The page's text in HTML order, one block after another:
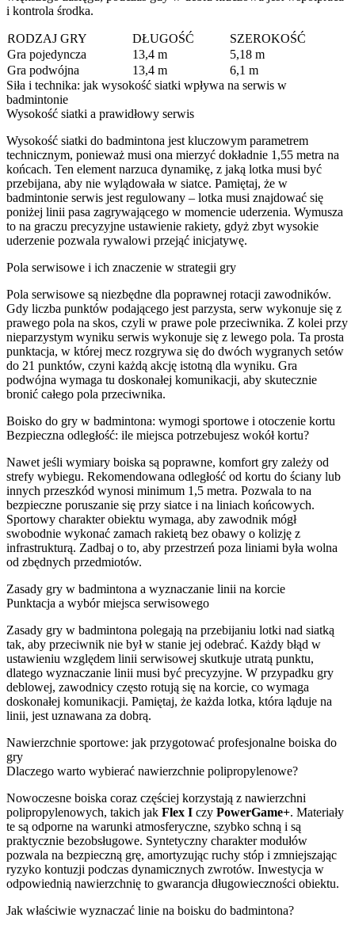
i kontrola środka.
RODZAJ GRY DŁUGOŚĆ
SZEROKOŚĆ
Gra pojedyncza
13,4 m
5,18 m
Gra podwójna
13,4 m
6,1 m
Siła i technika: jak wysokość siatki wpływa na serwis w
badmintonie
Wysokość siatki a prawidłowy serwis
Wysokość siatki do badmintona jest kluczowym parametrem
technicznym, ponieważ musi ona mierzyć dokładnie 1,55 metra na
końcach. Ten element narzuca dynamikę, z jaką lotka musi być
przebijana, aby nie wylądowała w siatce. Pamiętaj, że w
badmintonie serwis jest regulowany – lotka musi znajdować się
poniżej linii pasa zagrywającego w momencie uderzenia. Wymusza
to na graczu precyzyjne ustawienie rakiety, gdyż zbyt wysokie
uderzenie pozwala rywalowi przejąć inicjatywę.
Pola serwisowe i ich znaczenie w strategii gry
Pola serwisowe są niezbędne dla poprawnej rotacji zawodników.
Gdy liczba punktów podającego jest parzysta, serw wykonuje się z
prawego pola na skos, czyli w prawe pole przeciwnika. Z kolei przy
nieparzystym wyniku serwis wykonuje się z lewego pola. Ta prosta
punktacja, w której mecz rozgrywa się do dwóch wygranych setów
do 21 punktów, czyni każdą akcję istotną dla wyniku. Gra
podwójna wymaga tu doskonałej komunikacji, aby skutecznie
bronić całego pola przeciwnika.
Boisko do gry w badmintona: wymogi sportowe i otoczenie kortu
Bezpieczna odległość: ile miejsca potrzebujesz wokół kortu?
Nawet jeśli wymiary boiska są poprawne, komfort gry zależy od
strefy wybiegu. Rekomendowana odległość od kortu do ściany lub
innych przeszkód wynosi minimum 1,5 metra. Pozwala to na
bezpieczne poruszanie się przy siatce i na liniach końcowych.
Sportowy charakter obiektu wymaga, aby zawodnik mógł
swobodnie wykonać zamach rakietą bez obawy o kolizję z
infrastrukturą. Zadbaj o to, aby przestrzeń poza liniami była wolna
od zbędnych przedmiotów.
Zasady gry w badmintona a wyznaczanie linii na korcie
Punktacja a wybór miejsca serwisowego
Zasady gry w badmintona polegają na przebijaniu lotki nad siatką
tak, aby przeciwnik nie był w stanie jej odebrać. Każdy błąd w
ustawieniu względem linii serwisowej skutkuje utratą punktu,
dlatego wyznaczanie linii musi być precyzyjne. W przypadku gry
deblowej, zawodnicy często rotują się na korcie, co wymaga
doskonałej komunikacji. Pamiętaj, że każda lotka, która ląduje na
linii, jest uznawana za dobrą.
Nawierzchnie sportowe: jak przygotować profesjonalne boiska do
gry
Dlaczego warto wybierać nawierzchnie polipropylenowe?
Nowoczesne boiska coraz częściej korzystają z nawierzchni
polipropylenowych, takich jak Flex I czy PowerGame+. Materiały
te są odporne na warunki atmosferyczne, szybko schną i są
praktycznie bezobsługowe. Syntetyczny charakter modułów
pozwala na bezpieczną grę, amortyzując ruchy stóp i zmniejszając
ryzyko kontuzji podczas dynamicznych zwrotów. Inwestycja w
odpowiednią nawierzchnię to gwarancja długowieczności obiektu.
Jak właściwie wyznaczać linie na boisku do badmintona?